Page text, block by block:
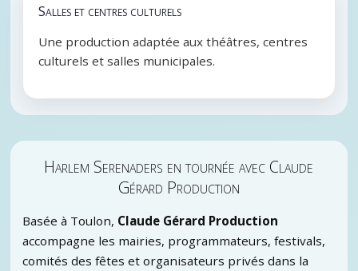
Salles et centres culturels
Une production adaptée aux théâtres, centres
culturels et salles municipales.
Harlem Serenaders en tournée avec Claude
Gérard Production
Basée à Toulon, Claude Gérard Production
accompagne les mairies, programmateurs, festivals,
comités des fêtes et organisateurs privés dans la